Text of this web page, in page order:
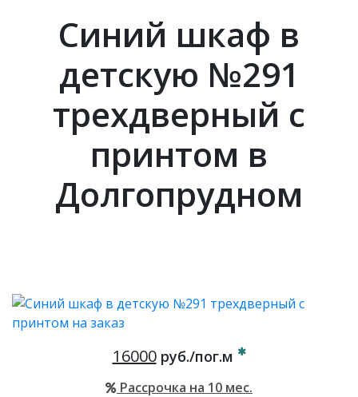
Синий шкаф в
детскую №291
трехдверный с
принтом в
Долгопрудном
16000руб./пог.м
Рассрочка на 10 мес.